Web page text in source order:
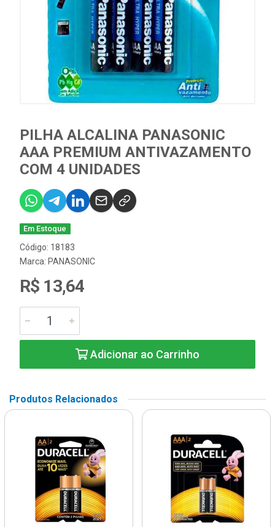
PILHA ALCALINA PANASONIC
AAA PREMIUM ANTIVAZAMENTO
COM 4 UNIDADES
Em Estoque
Código: 18183
Marca: PANASONIC
R$ 13,64
Adicionar ao Carrinho
Produtos Relacionados